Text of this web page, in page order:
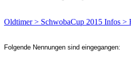
Oldtimer > SchwobaCup 2015 Infos >
Folgende Nennungen sind eingegangen: